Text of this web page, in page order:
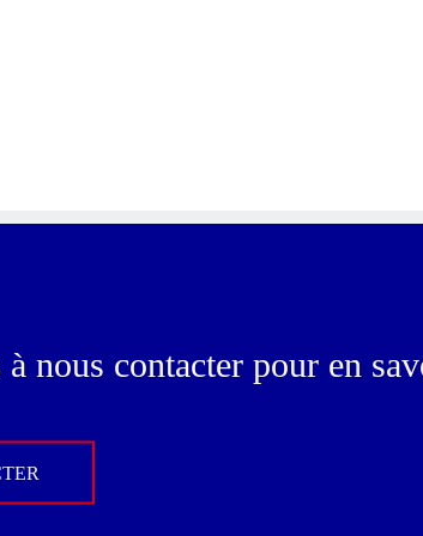
à nous contacter pour en